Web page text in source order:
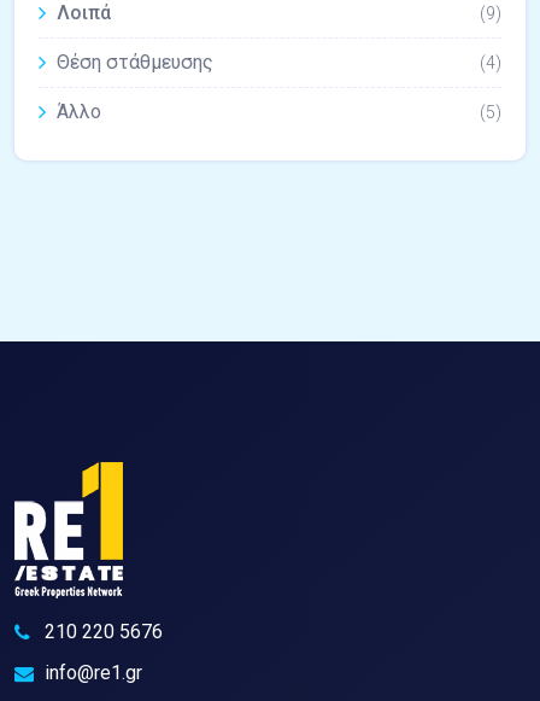
Λοιπά (9)
Θέση στάθμευσης (4)
Άλλο (5)
210 220 5676
info@re1.gr